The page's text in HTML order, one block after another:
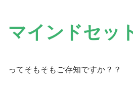
マインドセッ
ってそもそもご存知ですか？？